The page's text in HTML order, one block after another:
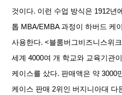
것이다. 이런 수업 방식은 1912년
톱 MBA/EMBA과정이 하버드 케
사용한다. <블룸버그비즈니스위크
세계 4000여 개 학교와 교육기관
케이스를 샀다. 판매액은 약 3000
케이스 판매 2위인 버지니아대 다